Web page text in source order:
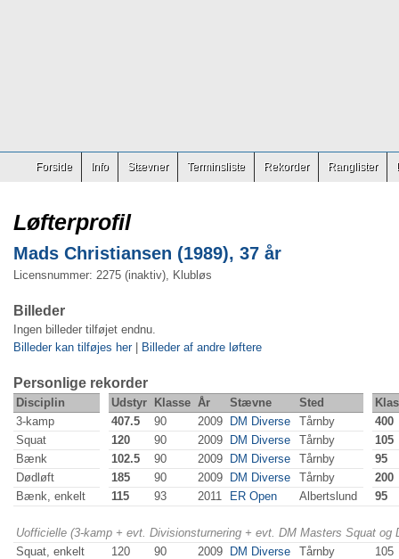
Forside Info Stævner Terminsliste Rekorder Ranglister
Løfterprofil
Mads Christiansen (1989), 37 år
Licensnummer: 2275 (inaktiv), Klubløs
Billeder
Ingen billeder tilføjet endnu.
Billeder kan tilføjes her| Billeder af andre løftere
Personlige rekorder
Disciplin Udstyr Klasse År Stævne Sted
3-kamp
407.5 90 2009 DM Diverse Tårnby
400
Squat
120 90 2009 DM Diverse Tårnby
105
Bænk
102.5 90 2009 DM Diverse Tårnby
95
Dødløft
185 90 2009 DM Diverse Tårnby
200
Bænk, enkelt
115 93 2011 ER Open Albertslund 95
Uofficielle (3-kamp + evt. Divisionsturnering + evt. DM Masters Squat
Squat, enkelt
120 90 2009 DM Diverse Tårnby
105